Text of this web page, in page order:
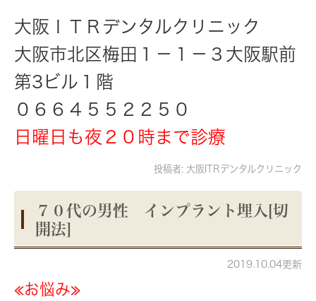
大阪ＩＴＲデンタルクリニック
大阪市北区梅田１－１－３大阪駅前
第3ビル１階
０６６４５５２２５０
日曜日も夜２０時まで診療
投稿者: 大阪ITRデンタルクリニック
７０代の男性 インプラント埋入[切
開法]
2019.10.04更新
≪お悩み≫